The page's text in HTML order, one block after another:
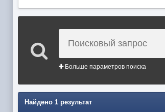
Больше параметров поиска
Найдено 1 результат